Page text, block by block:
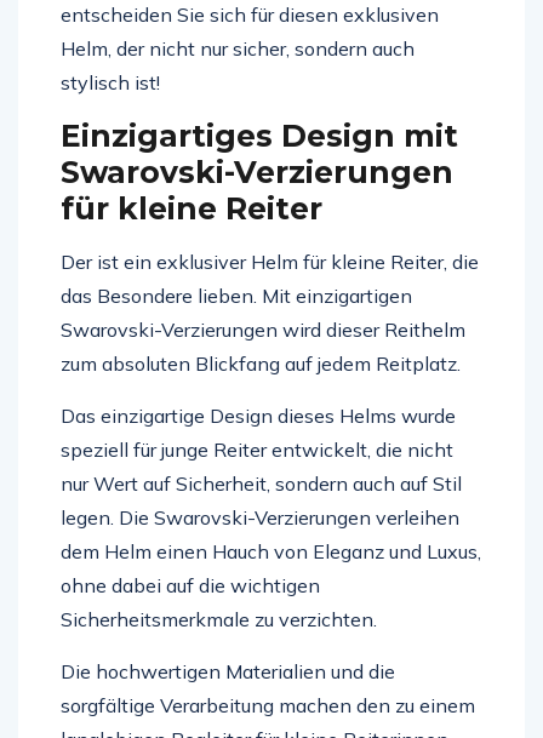
entscheiden Sie sich für diesen exklusiven
Helm, der nicht nur sicher, sondern auch
stylisch ist!
Einzigartiges Design mit
Swarovski-Verzierungen
für kleine Reiter
Der ist ein exklusiver Helm für kleine Reiter, die
das Besondere lieben. Mit einzigartigen
Swarovski-Verzierungen wird dieser Reithelm
zum absoluten Blickfang auf jedem Reitplatz.
Das einzigartige Design dieses Helms wurde
speziell für junge Reiter entwickelt, die nicht
nur Wert auf Sicherheit, sondern auch auf Stil
legen. Die Swarovski-Verzierungen verleihen
dem Helm einen Hauch von Eleganz und Luxus,
ohne dabei auf die wichtigen
Sicherheitsmerkmale zu verzichten.
Die hochwertigen Materialien und die
sorgfältige Verarbeitung machen den zu einem